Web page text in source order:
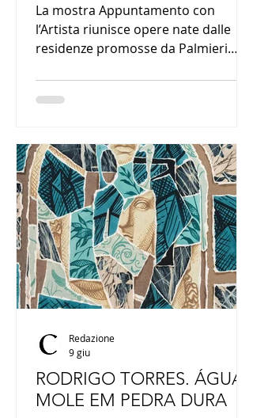
La mostra Appuntamento con
l’Artista riunisce opere nate dalle
residenze promosse da Palmieri
Attraverso undici artisti e linguaggi
differenti, il progetto racconta sette
condivisa, trasformando l’esperienza
della residenza in una narrazione
collettiva della contemporaneità.
RODRIGO TORRES. ÁGUA
MOLE EM PEDRA DURA
Redazione
9 giu